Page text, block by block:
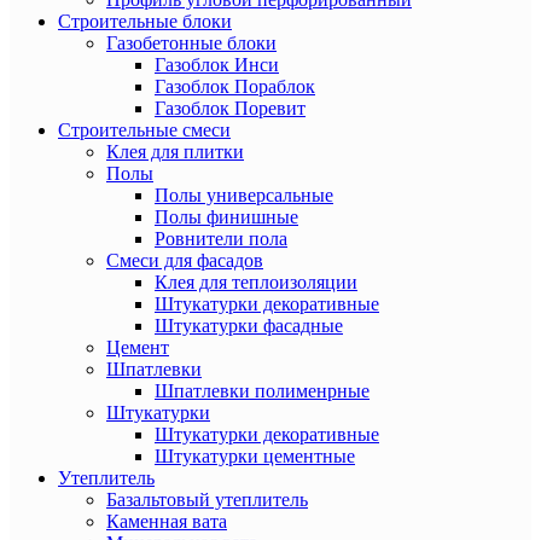
Строительные блоки
Газобетонные блоки
Газоблок Инси
Газоблок Пораблок
Газоблок Поревит
Строительные смеси
Клея для плитки
Полы
Полы универсальные
Полы финишные
Ровнители пола
Смеси для фасадов
Клея для теплоизоляции
Штукатурки декоративные
Штукатурки фасадные
Цемент
Шпатлевки
Шпатлевки полименрные
Штукатурки
Штукатурки декоративные
Штукатурки цементные
Утеплитель
Базальтовый утеплитель
Каменная вата